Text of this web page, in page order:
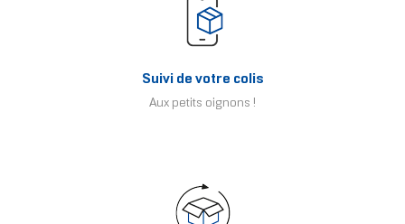
Suivi de votre colis
Aux petits oignons !